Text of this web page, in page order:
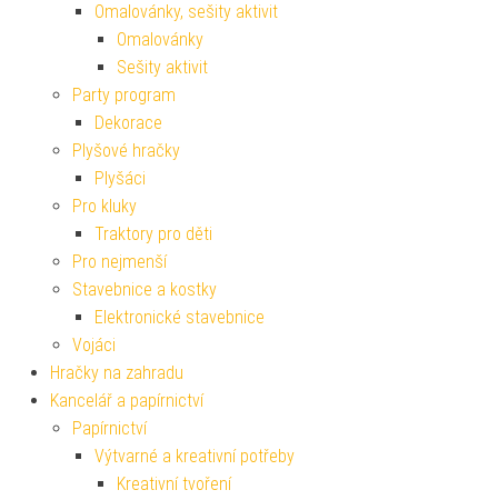
Omalovánky, sešity aktivit
Omalovánky
Sešity aktivit
Party program
Dekorace
Plyšové hračky
Plyšáci
Pro kluky
Traktory pro děti
Pro nejmenší
Stavebnice a kostky
Elektronické stavebnice
Vojáci
Hračky na zahradu
Kancelář a papírnictví
Papírnictví
Výtvarné a kreativní potřeby
Kreativní tvoření